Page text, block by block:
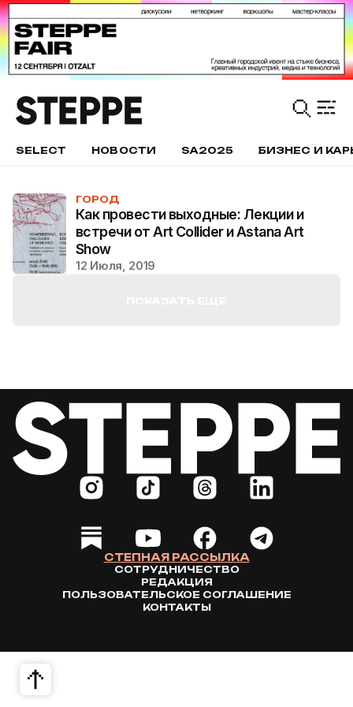
SELECT НОВОСТИ SA2025 БИЗНЕС И
ГОРОД
Как провести выходные: Лекции и
встречи от Art Collider и Astana Art
Show
12 Июля, 2019
СТЕПНАЯ РАССЫЛКА
СОТРУДНИЧЕСТВО
РЕДАКЦИЯ
ПОЛЬЗОВАТЕЛЬСКОЕ СОГЛАШЕНИЕ
КОНТАКТЫ